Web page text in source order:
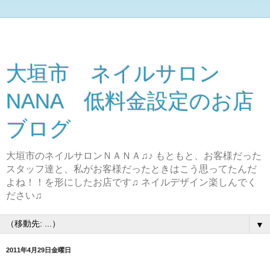
大垣市 ネイルサロン
NANA 低料金設定のお店
ブログ
大垣市のネイルサロンＮＡＮＡ♫♪ もともと、お客様だった
スタッフ達と、私がお客様だったときはこう思ってたんだ
よね！！を形にしたお店です♫ ネイルデザイン楽しんでく
ださい♫
▼
2011年4月29日金曜日